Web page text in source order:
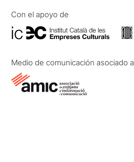
Con el apoyo de
Medio de comunicación asociado a